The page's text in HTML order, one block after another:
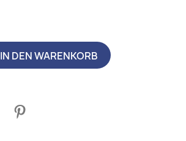
IN DEN WARENKORB